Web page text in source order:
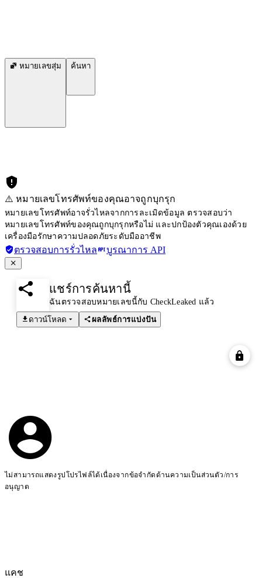
หมายเลขสุ่ม ค้นหา
⚠️ หมายเลขโทรศัพท์ของคุณอาจถูกบุกรุก
หมายเลขโทรศัพท์อาจรั่วไหลจากการละเมิดข้อมูล ตรวจสอบว่า
หมายเลขโทรศัพท์ของคุณถูกบุกรุกหรือไม่ และปกป้องตัวคุณเองด้วย
เครื่องมือรักษาความปลอดภัยระดับมืออาชีพ
ตรวจสอบการรั่วไหล บูรณาการ API
แชร์การค้นหานี้
ฉันตรวจสอบหมายเลขนี้กับ CheckLeaked แล้ว
ดาวน์โหลด
ผลลัพธ์การแบ่งปัน
ไม่สามารถแสดงรูปโปรไฟล์ได้เนื่องจากข้อจำกัดด้านความเป็นส่วนตัว/การ
อนุญาต
แคช